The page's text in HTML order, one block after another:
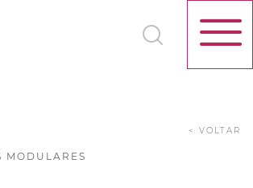
MODULARES
< VOLTAR